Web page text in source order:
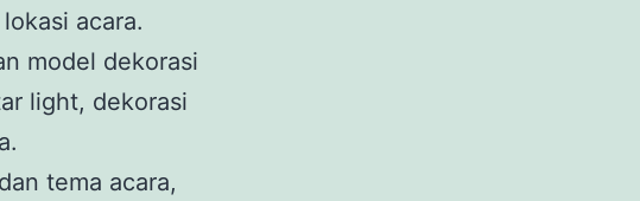
acara.
model dekorasi
light, dekorasi
tema acara,